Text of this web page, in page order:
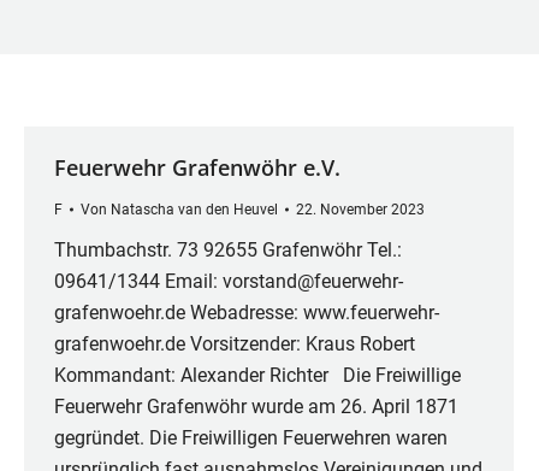
Feuerwehr Grafenwöhr e.V.
F Von Natascha van den Heuvel 22. November 2023
Thumbachstr. 73 92655 Grafenwöhr Tel.:
09641/1344 Email: vorstand@feuerwehr-
grafenwoehr.de Webadresse: www.feuerwehr-
grafenwoehr.de Vorsitzender: Kraus Robert
Kommandant: Alexander Richter Die Freiwillige
Feuerwehr Grafenwöhr wurde am 26. April 1871
gegründet. Die Freiwilligen Feuerwehren waren